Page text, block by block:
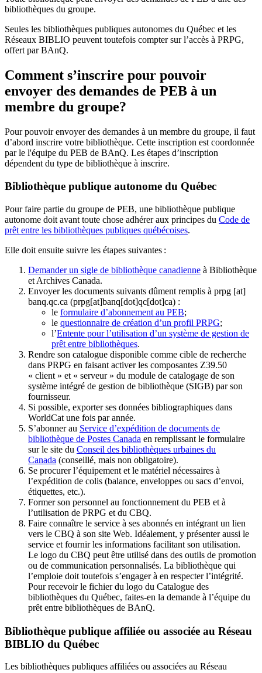
bibliothèques du groupe.
Seules les bibliothèques publiques autonomes du Québec et les
Réseaux BIBLIO peuvent toutefois compter sur l’accès à PRPG,
offert par BAnQ.
Comment s’inscrire pour pouvoir
envoyer des demandes de PEB à un
membre du groupe?
Pour pouvoir envoyer des demandes à un membre du groupe, il faut
d’abord inscrire votre bibliothèque. Cette inscription est coordonnée
par le l'équipe du PEB de BAnQ. Les étapes d’inscription
dépendent du type de bibliothèque à inscrire.
Bibliothèque publique autonome du Québec
Pour faire partie du groupe de PEB, une bibliothèque publique
autonome doit avant toute chose adhérer aux principes du Code de
prêt entre les bibliothèques publiques québécoises.
Elle doit ensuite suivre les étapes suivantes :
Demander un sigle de bibliothèque canadienne à Bibliothèque
et Archives Canada.
Envoyer les documents suivants dûment remplis à prpg [at]
banq.qc.ca (prpg[at]banq[dot]qc[dot]ca) :
le formulaire d’abonnement au PEB;
le questionnaire de création d’un profil PRPG;
l’Entente pour l’utilisation d’un système de gestion de
prêt entre bibliothèques.
Rendre son catalogue disponible comme cible de recherche
dans PRPG en faisant activer les composantes Z39.50
« client » et « serveur » du module de catalogage de son
système intégré de gestion de bibliothèque (SIGB) par son
fournisseur.
Si possible, exporter ses données bibliographiques dans
WorldCat une fois par année.
S’abonner au Service d’expédition de documents de
bibliothèque de Postes Canada en remplissant le formulaire
sur le site du Conseil des bibliothèques urbaines du
Canada (conseillé, mais non obligatoire).
Se procurer l’équipement et le matériel nécessaires à
l’expédition de colis (balance, enveloppes ou sacs d’envoi,
étiquettes, etc.).
Former son personnel au fonctionnement du PEB et à
l’utilisation de PRPG et du CBQ.
Faire connaître le service à ses abonnés en intégrant un lien
vers le CBQ à son site Web. Idéalement, y présenter aussi le
service et fournir les informations facilitant son utilisation.
Le logo du CBQ peut être utilisé dans des outils de promotion
ou de communication personnalisés. La bibliothèque qui
l’emploie doit toutefois s’engager à en respecter l’intégrité.
Pour recevoir le fichier du logo du Catalogue des
bibliothèques du Québec, faites-en la demande à l’équipe du
prêt entre bibliothèques de BAnQ.
Bibliothèque publique affiliée ou associée au Réseau
BIBLIO du Québec
Les bibliothèques publiques affiliées ou associées au Réseau